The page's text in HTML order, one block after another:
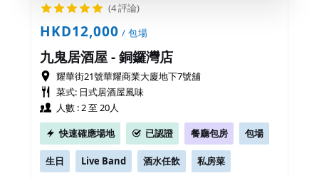
(4 評論)
HKD12,000 / 包場
九鬼居酒屋 - 銅鑼灣店
耀華街21號華耀商業大廈地下7號舖
菜式: 日式居酒屋風味
人數 : 2 至 20人
快速確應場地
已認證 餐廳包房 包場
生日 Live Band 酒水任飲 私房菜